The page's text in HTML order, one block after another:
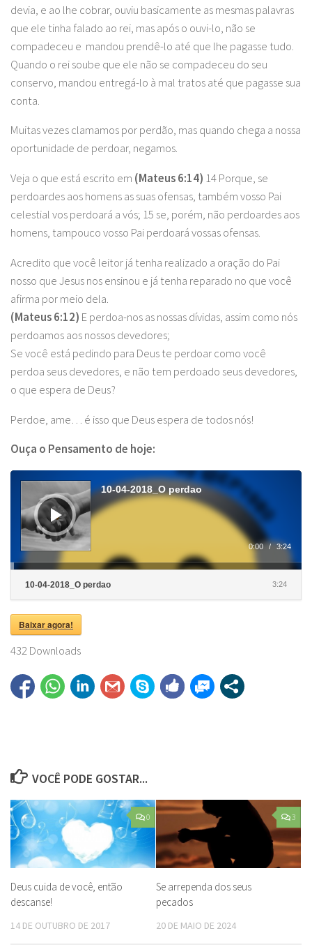
devia, e ao lhe cobrar, ouviu basicamente as mesmas palavras
que ele tinha falado ao rei, mas após o ouvi-lo, não se
compadeceu e mandou prendê-lo até que lhe pagasse tudo.
Quando o rei soube que ele não se compadeceu do seu
conservo, mandou entregá-lo à mal tratos até que pagasse sua
conta.
Muitas vezes clamamos por perdão, mas quando chega a nossa
oportunidade de perdoar, negamos.
Veja o que está escrito em (Mateus 6:14) 14 Porque, se
perdoardes aos homens as suas ofensas, também vosso Pai
celestial vos perdoará a vós; 15 se, porém, não perdoardes aos
homens, tampouco vosso Pai perdoará vossas ofensas.
Acredito que você leitor já tenha realizado a oração do Pai
nosso que Jesus nos ensinou e já tenha reparado no que você
afirma por meio dela.
(Mateus 6:12) E perdoa-nos as nossas dívidas, assim como nós
perdoamos aos nossos devedores;
Se você está pedindo para Deus te perdoar como você
perdoa seus devedores, e não tem perdoado seus devedores,
o que espera de Deus?
Perdoe, ame… é isso que Deus espera de todos nós!
Ouça o Pensamento de hoje:
Tocador
10-04-2018_O perdao
0:00 / 3:24
10-04-2018_O perdao 3:24
Baixar agora!
432Downloads
VOCÊ PODE GOSTAR...
0
Deus cuida de você, então
descanse!
14 DE OUTUBRO DE 2017
3
Se arrependa dos seus
pecados
20 DE MAIO DE 2024